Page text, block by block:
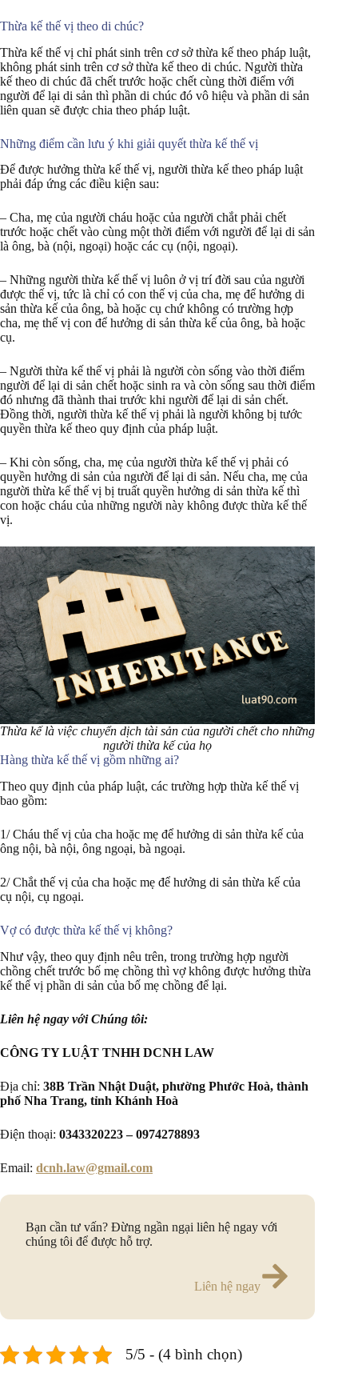
Thừa kế thế vị theo di chúc?
Thừa kế thế vị chỉ phát sinh trên cơ sở thừa kế theo pháp luật,
không phát sinh trên cơ sở thừa kế theo di chúc. Người thừa
kế theo di chúc đã chết trước hoặc chết cùng thời điểm với
người để lại di sản thì phần di chúc đó vô hiệu và phần di sản
liên quan sẽ được chia theo pháp luật.
Những điểm cần lưu ý khi giải quyết thừa kế thế vị
Để được hưởng thừa kế thế vị, người thừa kế theo pháp luật
phải đáp ứng các điều kiện sau:
– Cha, mẹ của người cháu hoặc của người chắt phải chết
trước hoặc chết vào cùng một thời điểm với người để lại di sản
là ông, bà (nội, ngoại) hoặc các cụ (nội, ngoại).
– Những người thừa kế thế vị luôn ở vị trí đời sau của người
được thế vị, tức là chỉ có con thế vị của cha, mẹ để hưởng di
sản thừa kế của ông, bà hoặc cụ chứ không có trường hợp
cha, mẹ thế vị con để hưởng di sản thừa kế của ông, bà hoặc
cụ.
– Người thừa kế thế vị phải là người còn sống vào thời điểm
người để lại di sản chết hoặc sinh ra và còn sống sau thời điểm
đó nhưng đã thành thai trước khi người để lại di sản chết.
Đồng thời, người thừa kế thế vị phải là người không bị tước
quyền thừa kế theo quy định của pháp luật.
– Khi còn sống, cha, mẹ của người thừa kế thế vị phải có
quyền hưởng di sản của người để lại di sản. Nếu cha, mẹ của
người thừa kế thế vị bị truất quyền hưởng di sản thừa kế thì
con hoặc cháu của những người này không được thừa kế thế
vị.
Thừa kế là việc chuyển dịch tài sản của người chết cho những
người thừa kế của họ
Hàng thừa kế thế vị gồm những ai?
Theo quy định của pháp luật, các trường hợp thừa kế thế vị
bao gồm:
1/ Cháu thế vị của cha hoặc mẹ để hưởng di sản thừa kế của
ông nội, bà nội, ông ngoại, bà ngoại.
2/ Chắt thế vị của cha hoặc mẹ để hưởng di sản thừa kế của
cụ nội, cụ ngoại.
Vợ có được thừa kế thế vị không?
Như vậy, theo quy định nêu trên, trong trường hợp người
chồng chết trước bố mẹ chồng thì vợ không được hưởng thừa
kế thế vị phần di sản của bố mẹ chồng để lại.
Liên hệ ngay với Chúng tôi:
CÔNG TY LUẬT TNHH DCNH LAW
Địa chỉ: 38B Trần Nhật Duật, phường Phước Hoà, thành
phố Nha Trang, tỉnh Khánh Hoà
Điện thoại: 0343320223 – 0974278893
Email: dcnh.law@gmail.com
Bạn cần tư vấn? Đừng ngần ngại liên hệ ngay với
chúng tôi để được hỗ trợ.
Liên hệ ngay
5/5 - (4 bình chọn)